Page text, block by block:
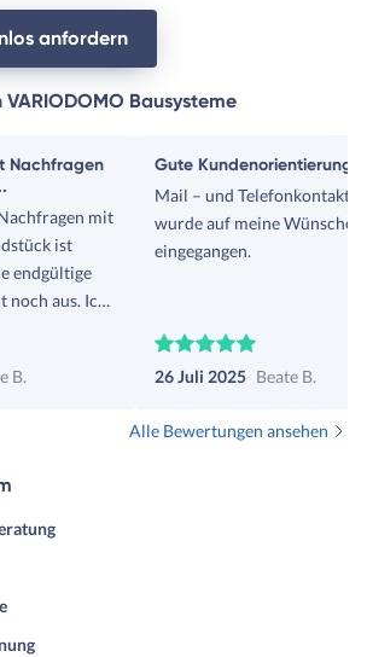
anfordern
Bausysteme
Nachfragen
mit
ist
endgültige
noch aus. Ich
B.
Gute Kundenorientierung
Mail – und Telefonkontakt.
wurde auf meine Wünsche
eingegangen.
26 Juli 2025 Beate B.
Alle Bewertungen ansehen